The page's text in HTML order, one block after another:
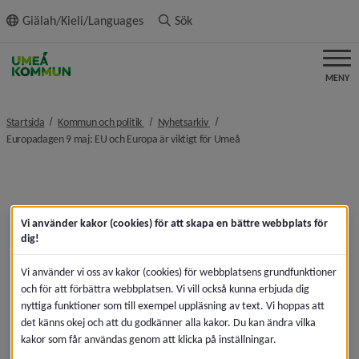
innehållet
Giälah/Kieli/Languages Sök
MENY
Startsida Kommun och politik nivå i brödsmulenavigeringen
Nyhetsarkiv nivå i brödsmulenavigeringen
Europadagen 9 maj: EU och Europa är viktigt för Umeånivå i
Vi använder kakor (cookies) för att skapa en bättre webbplats för
dig!
Vi använder vi oss av kakor (cookies) för webbplatsens grundfunktioner
och för att förbättra webbplatsen. Vi vill också kunna erbjuda dig
nyttiga funktioner som till exempel uppläsning av text. Vi hoppas att
det känns okej och att du godkänner alla kakor. Du kan ändra vilka
kakor som får användas genom att klicka på inställningar.